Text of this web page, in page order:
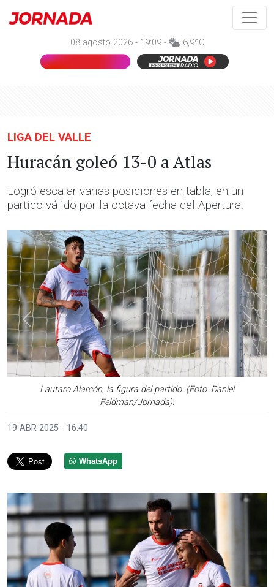
08 agosto 2026 - 19:09 - 6,9ºC
LIGA DEL VALLE
Huracán goleó 13-0 a Atlas
Logró escalar varias posiciones en tabla, en un
partido válido por la octava fecha del Apertura.
Lautaro Alarcón, la figura del partido. (Foto: Daniel
Feldman/Jornada).
Anterior
19 ABR 2025 - 16:40
WhatsApp